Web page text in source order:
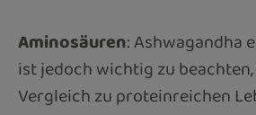
Aminosäuren: Ashwagandha
ist jedoch wichtig zu
Vergleich zu proteinreichen